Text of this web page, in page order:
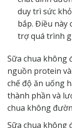
duy trì sức
bắp. Điều này
trợ quá trình
Sữa chua không
nguồn protein
chế độ ăn uống
thành phần và
chua không
Sữa chua không